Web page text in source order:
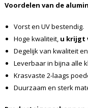
Voordelen van de
Vorst en UV bestendig.
Hoge kwaliteit, u krijgt
Degelijk van kwaliteit
Leverbaar in bijna alle
Krasvaste 2-laags
Duurzaam en sterk